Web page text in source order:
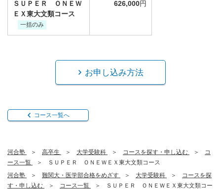
ＳＵＰＥＲ ＯＮＥＷ
ＥＸ東大文類コース
一括のみ
626,000円
お申し込み方法
コース一覧へ
河合塾 高卒生 大学受験科 コースを探す・申し込む
コ
ース一覧
ＳＵＰＥＲ ＯＮＥＷＥＸ東大文類コース
河合塾
難関大・医学部合格をめざす 大学受験科
コースを探
す・申し込む
コース一覧
ＳＵＰＥＲ ＯＮＥＷＥＸ東大文類コー